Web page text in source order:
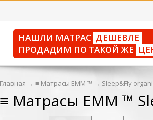
НАШЛИ МАТРАС ДЕШЕВЛЕ
ПРОДАДИМ ПО ТАКОЙ ЖЕ
Главная → ≡ Матрасы ЕММ ™ → Sleep&Fly
≡ Матрасы ЕММ ™